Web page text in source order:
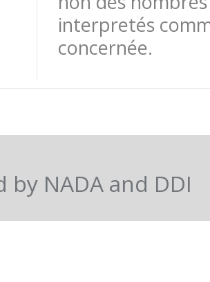
interpretés
concernée.
by NADA and DDI